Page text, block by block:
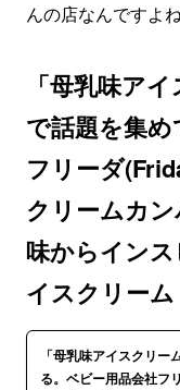
んの店なんですよ
「母乳味ア
で話題を集
フリーダ
クリームカ
味からイン
イスクリーム
「母乳味アイスクリ
る。ベビー用品会社フ